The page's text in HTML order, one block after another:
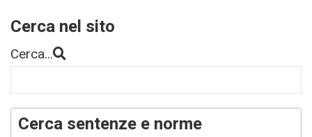
Cerca nel sito
Cerca...
Cerca sentenze e norme